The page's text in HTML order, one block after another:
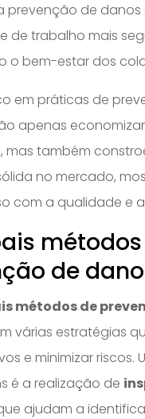
prevenção de
de trabalho mais
o bem-estar dos
em práticas de
apenas
mas também
no mercado,
com a qualidade e
de
métodos de
várias estratégias
e minimizar riscos.
é a realização de
ajudam a